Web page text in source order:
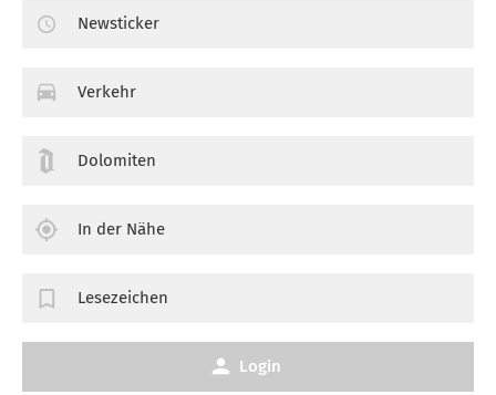
Newsticker
Verkehr
Dolomiten
In der Nähe
Lesezeichen
Login